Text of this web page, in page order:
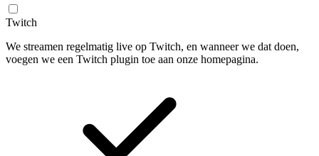
Twitch
We streamen regelmatig live op Twitch, en wanneer we dat doen,
voegen we een Twitch plugin toe aan onze homepagina.